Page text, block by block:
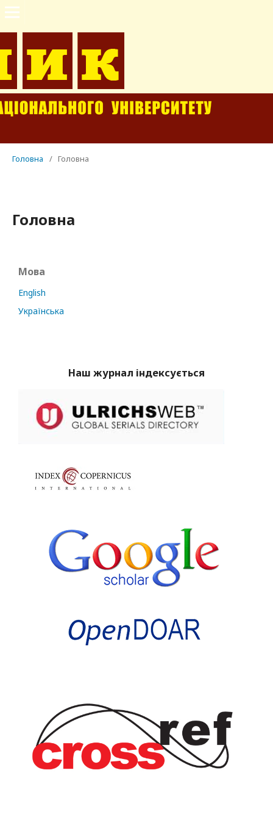
Головна / Головна
Головна
Мова
English
Українська
Наш журнал індексується